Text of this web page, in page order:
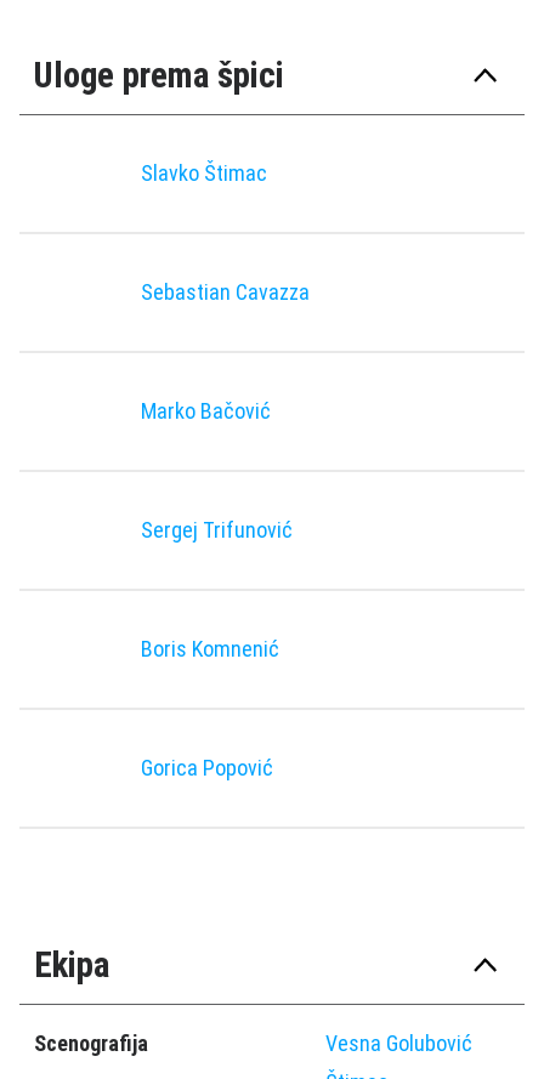
Uloge prema špici
Slavko Štimac
Sebastian Cavazza
Marko Bačović
Sergej Trifunović
Boris Komnenić
Gorica Popović
Ekipa
Scenografija
Vesna Golubović